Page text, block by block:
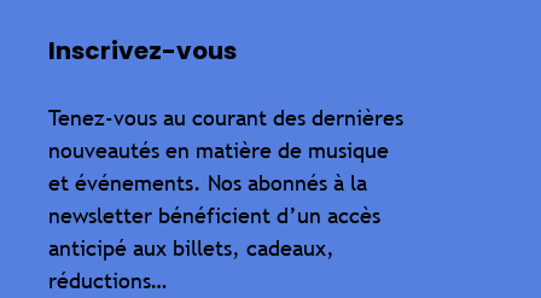
Inscrivez-vous
Tenez-vous au courant des dernières
nouveautés en matière de musique
et événements. Nos abonnés à la
newsletter bénéficient d’un accès
anticipé aux billets, cadeaux,
réductions…